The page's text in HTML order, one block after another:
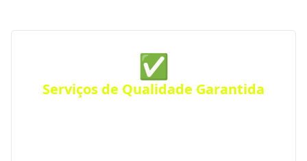
✅
Serviços de Qualidade Garantida